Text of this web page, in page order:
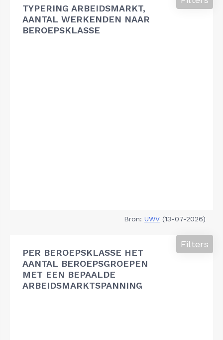
TYPERING ARBEIDSMARKT,
AANTAL WERKENDEN NAAR
BEROEPSKLASSE
Bron: UWV (13-07-2026)
PER BEROEPSKLASSE HET
AANTAL BEROEPSGROEPEN
MET EEN BEPAALDE
ARBEIDSMARKTSPANNING
Filters